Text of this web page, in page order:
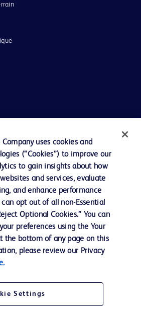
cookies
uses cookies and
(“Cookies”) to improve our
to gain insights about how
and services, evaluate
and enhance performance
opt out of all non-Essential
Optional Cookies.” You can
preferences using the Your
the bottom of any page on this
please review our Privacy
Settings